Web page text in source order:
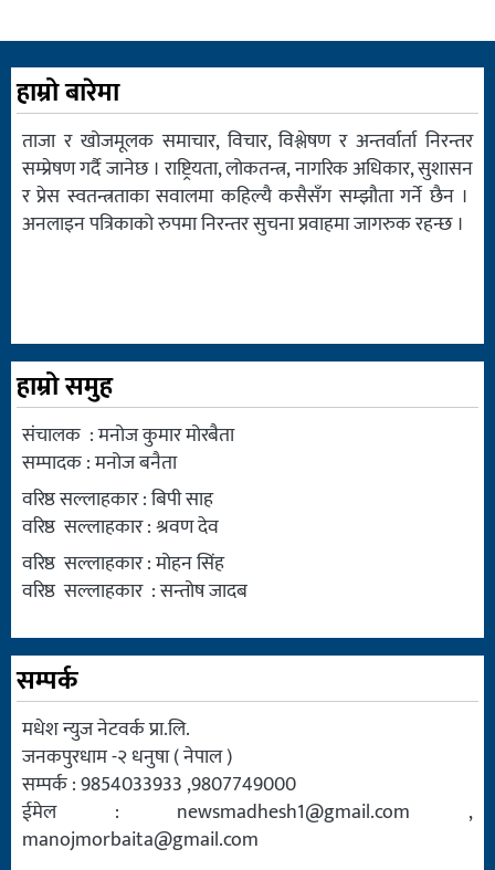
हाम्रो बारेमा
ताजा र खोजमूलक समाचार, विचार, विश्लेषण र अन्तर्वार्ता निरन्तर
सम्प्रेषण गर्दै जानेछ । राष्ट्रियता, लोकतन्त्र, नागरिक अधिकार, सुशासन
र प्रेस स्वतन्त्रताका सवालमा कहिल्यै कसैसँग सम्झौता गर्ने छैन ।
अनलाइन पत्रिकाको रुपमा निरन्तर सुचना प्रवाहमा जागरुक रहन्छ ।
हाम्रो समुह
संचालक : मनोज कुमार मोरबैता
सम्पादक : मनोज बनैता
वरिष्ठ सल्लाहकार : बिपी साह
वरिष्ठ सल्लाहकार : श्रवण देव
वरिष्ठ सल्लाहकार : मोहन सिंह
वरिष्ठ सल्लाहकार : सन्तोष जादब
सम्पर्क
मधेश न्युज नेटवर्क प्रा.लि.
जनकपुरधाम -२ धनुषा ( नेपाल )
सम्पर्क : 9854033933 ,9807749000
ईमेल : newsmadhesh1@gmail.com ,
manojmorbaita@gmail.com